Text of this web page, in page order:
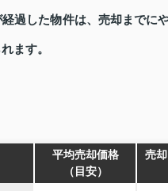
過した物件は、売却までに
ます。
平均売却価格
（目安）
売